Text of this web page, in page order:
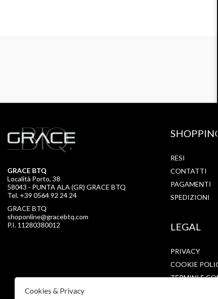
GRACE BTQ
Località Porto, 38
58043 - PUNTA ALA (GR) GRACE BTQ
Tel. +39 0564 92 24 24
GRACE BTQ
shoponline@gracebtq.com
P.I. 11280380012
SHOPPING
RESI
CONTATTI
PAGAMENTI
SPEDIZIONI
LEGAL
PRIVACY
COOKIE
TERMINI E
Cookies & Privacy